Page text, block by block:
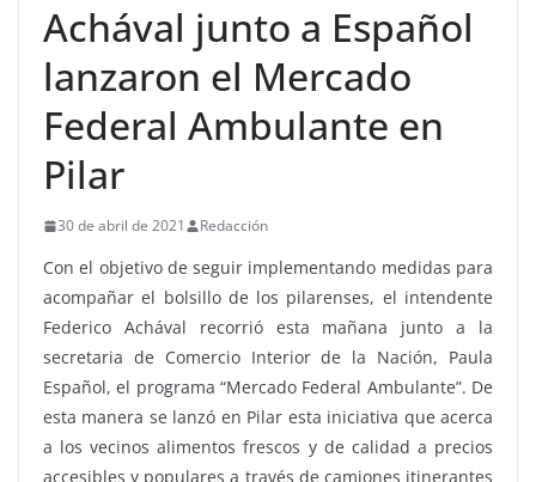
Achával junto a Español
lanzaron el Mercado
Federal Ambulante en
Pilar
30 de abril de 2021 Redacción
Con el objetivo de seguir implementando medidas para
acompañar el bolsillo de los pilarenses, el intendente
Federico Achával recorrió esta mañana junto a la
secretaria de Comercio Interior de la Nación, Paula
Español, el programa “Mercado Federal Ambulante”. De
esta manera se lanzó en Pilar esta iniciativa que acerca
a los vecinos alimentos frescos y de calidad a precios
accesibles y populares a través de camiones itinerantes